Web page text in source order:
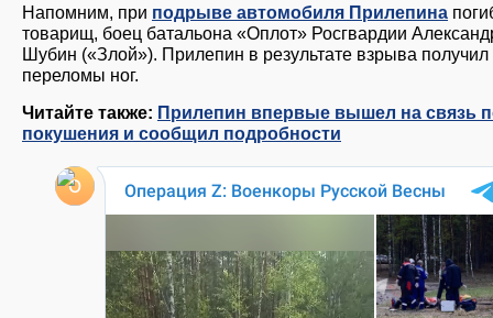
Напомним, при подрыве автомобиля Прилепина
товарищ, боец батальона «Оплот» Росгвардии
Шубин («Злой»). Прилепин в результате взрыва получил
переломы ног.
Читайте также: Прилепин впервые вышел на связь
покушения и сообщил подробности